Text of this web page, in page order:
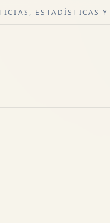
ESTADÍSTICAS